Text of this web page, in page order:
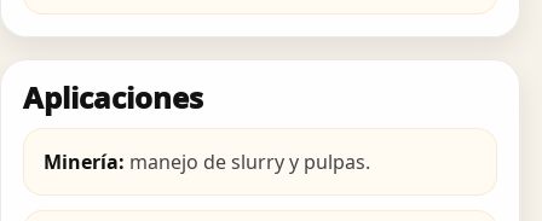
Aplicaciones
Minería: manejo de slurry y pulpas.